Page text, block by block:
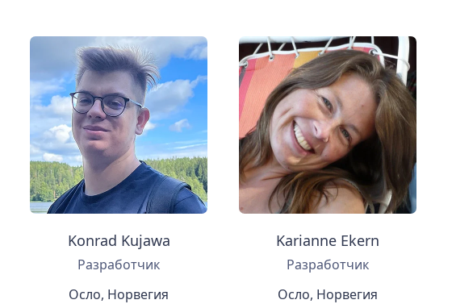
Konrad Kujawa
Разработчик
Осло, Норвегия
Karianne Ekern
Разработчик
Осло, Норвегия